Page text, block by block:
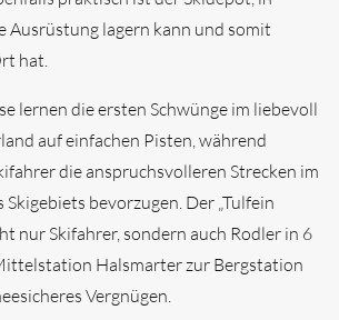
Ausrüstung lagern kann und somit
hat.
lernen die ersten Schwünge im liebevoll
auf einfachen Pisten, während
die anspruchsvolleren Strecken im
bevorzugen. Der „Tulfein
nur Skifahrer, sondern auch Rodler in 6
Halsmarter zur Bergstation
Vergnügen.